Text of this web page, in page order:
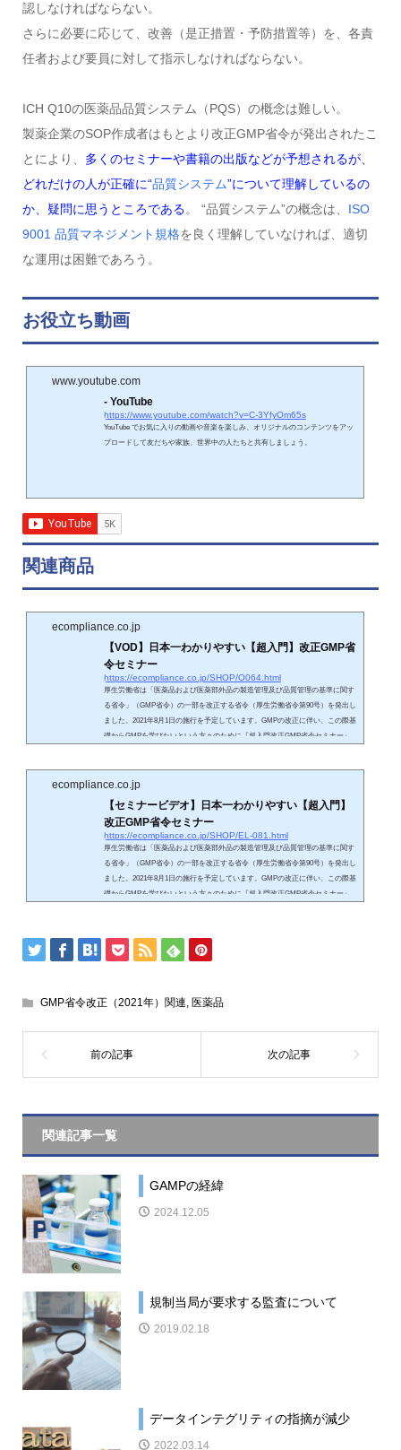
認しなければならない。
さらに必要に応じて、改善（是正措置・予防措置等）を、各責
任者および要員に対して指示しなければならない。
ICH Q10の医薬品品質システム（PQS）の概念は難しい。
製薬企業のSOP作成者はもとより改正GMP省令が発出されたこ
とにより、 多くのセミナーや書籍の出版などが予想されるが、
どれだけの人が正確に“品質システム”について理解しているの
か、疑問に思うところである。 “品質システム”の概念は、 ISO
9001 品質マネジメント規格を良く理解していなければ、適切
な運用は困難であろう。
お役立ち動画
www.youtube.com
- YouTube
https://www.youtube.com/watch?v=C-3YfyOm65s
YouTube でお気に入りの動画や音楽を楽しみ、オリジナルのコンテンツをアッ
プロードして友だちや家族、世界中の人たちと共有しましょう。
関連商品
ecompliance.co.jp
【VOD】日本一わかりやすい【超入門】改正GMP省
令セミナー
https://ecompliance.co.jp/SHOP/O064.html
厚生労働省は「医薬品および医薬部外品の製造管理及び品質管理の基準に関す
る省令」（GMP省令）の一部を改正する省令（厚生労働省令第90号）を発出し
ました。2021年8月1日の施行を予定しています。GMPの改正に伴い、この際基
礎からGMPを学びたいという方々のために『超入門改正GMP省令セミナー』
ビュ、品質マニュアルなどの難解な用語や概念が出てきます。これらを日本一
ecompliance.co.jp
【セミナービデオ】日本一わかりやすい【超入門】
改正GMP省令セミナー
https://ecompliance.co.jp/SHOP/EL-081.html
厚生労働省は「医薬品および医薬部外品の製造管理及び品質管理の基準に関す
る省令」（GMP省令）の一部を改正する省令（厚生労働省令第90号）を発出し
ました。2021年8月1日の施行を予定しています。GMPの改正に伴い、この際基
礎からGMPを学びたいという方々のために『超入門改正GMP省令セミナー』
ビュ、品質マニュアルなどの難解な用語や概念が出てきます。これらを日本一
わかりやすく解...
GMP省令改正（2021年）関連, 医薬品
関連記事一覧
GAMPの経緯
2024.12.05
規制当局が要求する監査について
2019.02.18
データインテグリティの指摘が減少
2022.03.14